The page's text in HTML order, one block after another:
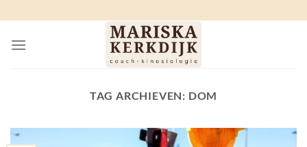
naar
inhoud
TAG ARCHIEVEN: DOM